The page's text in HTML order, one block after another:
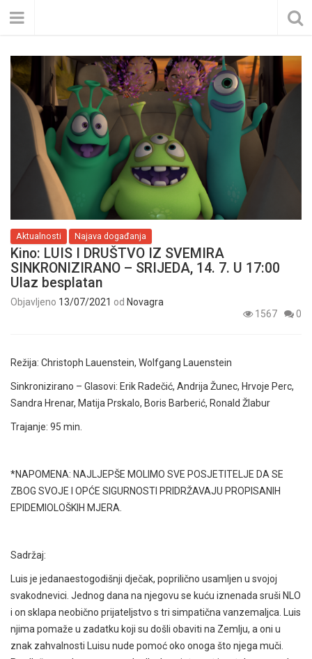
Aktualnosti Najava događanja
Kino: LUIS I DRUŠTVO IZ SVEMIRA
SINKRONIZIRANO – SRIJEDA, 14. 7. U 17:00
Ulaz besplatan
Objavljeno 13/07/2021 od Novagra
1567
0
Režija: Christoph Lauenstein, Wolfgang Lauenstein
Sinkronizirano – Glasovi: Erik Radečić, Andrija Žunec, Hrvoje Perc,
Sandra Hrenar, Matija Prskalo, Boris Barberić, Ronald Žlabur
Trajanje: 95 min.
*NAPOMENA: NAJLJEPŠE MOLIMO SVE POSJETITELJE DA SE
ZBOG SVOJE I OPĆE SIGURNOSTI PRIDRŽAVAJU PROPISANIH
EPIDEMIOLOŠKIH MJERA.
Sadržaj:
Luis je jedanaestogodišnji dječak, poprilično usamljen u svojoj
svakodnevici. Jednog dana na njegovu se kuću iznenada sruši NLO
i on sklapa neobično prijateljstvo s tri simpatična vanzemaljca. Luis
njima pomaže u zadatku koji su došli obaviti na Zemlju, a oni u
znak zahvalnosti Luisu nude pomoć oko onoga što njega muči.